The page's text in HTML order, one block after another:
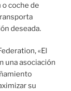
o coche de
deseada.
«El
una asociación
su